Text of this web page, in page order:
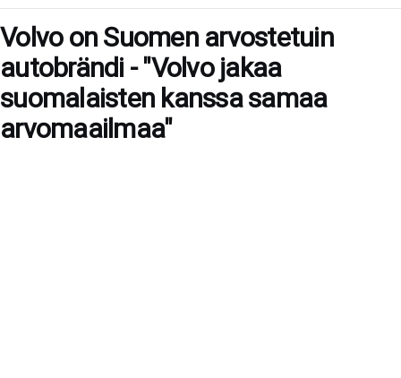
Volvo on Suomen arvostetuin
autobrändi - "Volvo jakaa
suomalaisten kanssa samaa
arvomaailmaa"